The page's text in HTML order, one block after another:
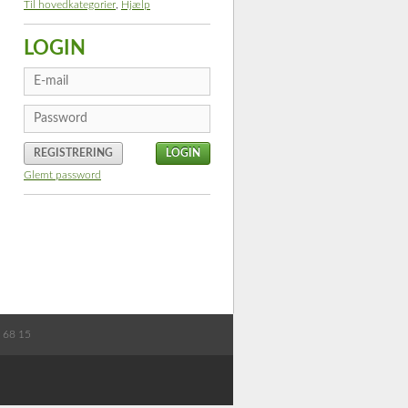
Til hovedkategorier Hjælp
LOGIN
REGISTRERING
Glemt password
68 15